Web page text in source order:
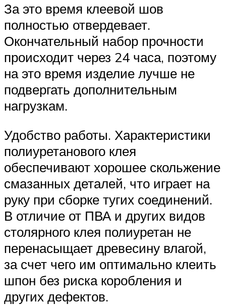
За это время клеевой шов
полностью отвердевает.
Окончательный набор прочности
происходит через 24 часа, поэтому
на это время изделие лучше не
подвергать дополнительным
нагрузкам.
Удобство работы. Характеристики
полиуретанового клея
обеспечивают хорошее скольжение
смазанных деталей, что играет на
руку при сборке тугих соединений.
В отличие от ПВА и других видов
столярного клея полиуретан не
перенасыщает древесину влагой,
за счет чего им оптимально клеить
шпон без риска коробления и
других дефектов.